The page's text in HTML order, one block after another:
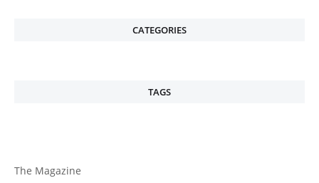
CATEGORIES
TAGS
The Magazine